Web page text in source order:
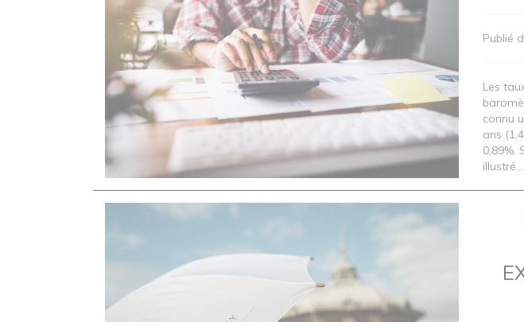
Publié
Les
connu
ans
0,89%.
illustré...